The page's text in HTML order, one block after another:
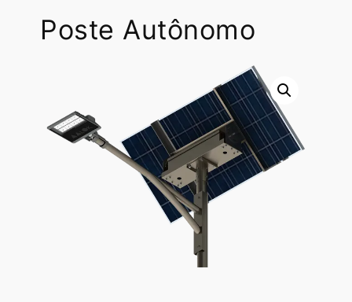
Poste Autônomo